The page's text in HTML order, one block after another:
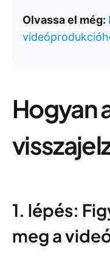
Olvassa el még:
Hogyan
1. lépés:
meg a